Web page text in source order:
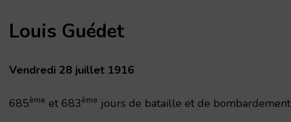
Louis Guédet
Vendredi 28 juillet 1916
685ème et 683ème jours de bataille et de bombardement